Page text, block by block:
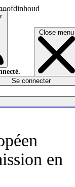
Close menu
Se connecter
en